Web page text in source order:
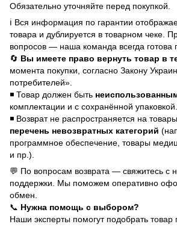
Обязательно уточняйте перед покупкой.
ℹ️ Вся информация по гарантии
товара и дублируется в товарном чеке.
вопросов — наша команда всегда готова
🔄 Вы имеете право вернуть товар в
момента покупки, согласно Закону
потребителей».
◾ Товар должен быть
комплектации и с сохранённой упаковкой.
◾ Возврат не распространяется на
перечень невозвратных категорий
программное обеспечение, товары
и пр.).
💬 По вопросам возврата — свяжитесь с
поддержки. Мы поможем оперативно
обмен.
📞 Нужна помощь с выбором?
Наши эксперты помогут подобрать товар